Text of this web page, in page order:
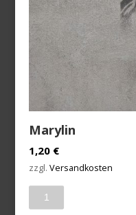
Marylin
1,20 €
zzgl.Versandkosten